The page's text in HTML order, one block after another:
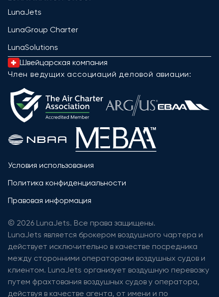
LunaJets
LunaGroup Charter
LunaSolutions
Швейцарская компания
Член ведущих ассоциаций деловой авиации:
Условия использования
Политика конфиденциальности
Правовая информация
© 2026 LunaJets. Все права защищены.
LunaJets является брокером воздушного чартера и
действует исключительно в качестве посредника
между сторонними операторами воздушных судов и
клиентом. LunaJets организует воздушную перевозку
путем фрахтования воздушных судов у оператора,
действуя в качестве агента, от имени и по